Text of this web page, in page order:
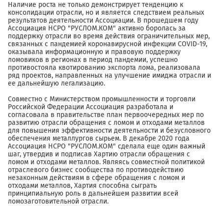
Наличие роста не только демонстрирует тенденцию к
консолидации отрасли, но и является следствием реальных
результатов деятельности Ассоциации. В прошедшем году
Ассоциация НСРО "РУСЛОМ.КОМ" активно боролась за
поддержку отрасли во время действия ограничительных мер,
связанных с пандемией коронавирусной инфекции COVID-19,
оказывала информационную и правовую поддержку
ломовиков в регионах в период пандемии, успешно
противостояла квотированию экспорта лома, реализовала
ряд проектов, направленных на улучшение имиджа отрасли и
ее дальнейшую легализацию.
Совместно с Министерством промышленности и торговли
Российской Федерации Ассоциация разработала и
согласовала в правительстве план первоочередных мер по
развитию отрасли обращения с ломом и отходами металлов
для повышения эффективности деятельности и безусловного
обеспечения металлургов сырьем. В декабре 2020 года
Ассоциация НСРО "РУСЛОМ.КОМ" сделала еще один важный
шаг, утвердив и подписав Хартию отрасли обращения с
ломом и отходами металлов. Являясь совместной политикой
отраслевого бизнес сообщества по противодействию
незаконным действиям в сфере обращения с ломом и
отходами металлов, Хартия способна сыграть
принципиальную роль в дальнейшем развитии всей
ломозаготовительной отрасли.